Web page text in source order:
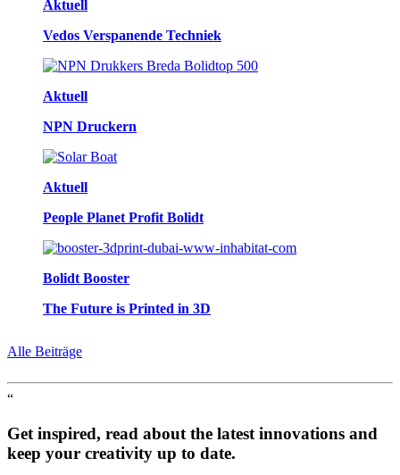
Aktuell
Vedos Verspanende Techniek
Aktuell
NPN Druckern
Aktuell
People Planet Profit Bolidt
Bolidt Booster
The Future is Printed in 3D
Alle Beiträge
“
Get inspired, read about the latest innovations and
keep your creativity up to date.